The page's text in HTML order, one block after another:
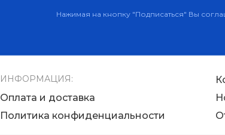
Нажимая на кнопку "Подписаться" Вы
ИНФОРМАЦИЯ:
Оплата и доставка
Политика конфиденциальности